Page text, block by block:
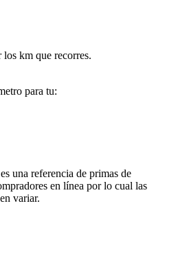
los km que recorres.
para tu:
una referencia de primas de
en línea por lo cual las
variar.